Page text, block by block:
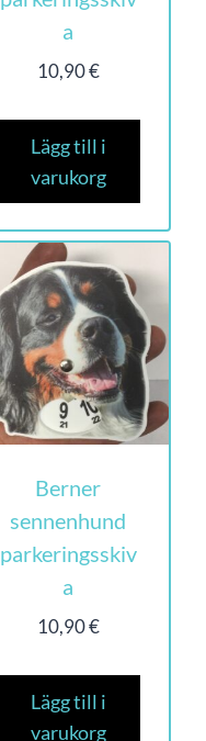
a
10,90€
Lägg till i
varukorg
Berner
sennenhund
parkeringsskiv
a
10,90€
Lägg till i
varukorg